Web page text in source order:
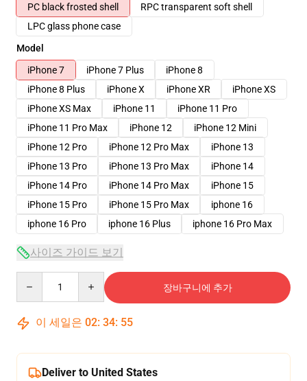
PC black frosted shell
RPC transparent soft shell
LPC glass phone case
Model
iPhone 7
iPhone 7 Plus
iPhone 8
iPhone 8 Plus
iPhone X iPhone XR
iPhone XS
iPhone XS Max
iPhone 11
iPhone 11 Pro
iPhone 11 Pro Max
iPhone 12
iPhone 12 Mini
iPhone 12 Pro
iPhone 12 Pro Max
iPhone 13
iPhone 13 Pro
iPhone 13 Pro Max
iPhone 14
iPhone 14 Pro
iPhone 14 Pro Max
iPhone 15
iPhone 15 Pro
iPhone 15 Pro Max
iphone 16
iphone 16 Pro
iphone 16 Plus iphone 16 Pro Max
사이즈 가이드 보기
장바구니에 추가
이 세일은 02: 34: 54
Deliver to United States